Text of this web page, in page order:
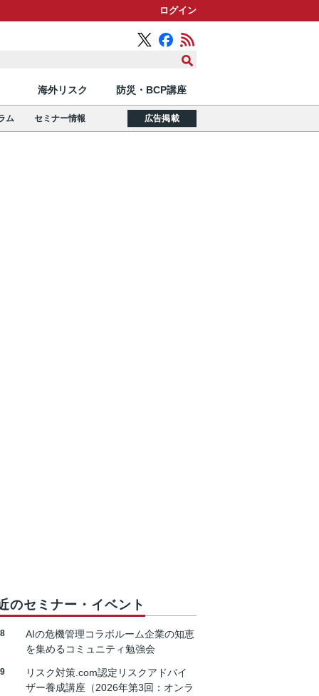
ログイン
海外リスク 防災・BCP講座
ム セミナー情報 広告掲載
のセミナー・イベント
AIの危機管理コラボルーム企業の知恵
を集めるコミュニティ勉強会
リスク対策.com認定リスクアドバイ
ザー養成講座（2026年第3回：オンラ